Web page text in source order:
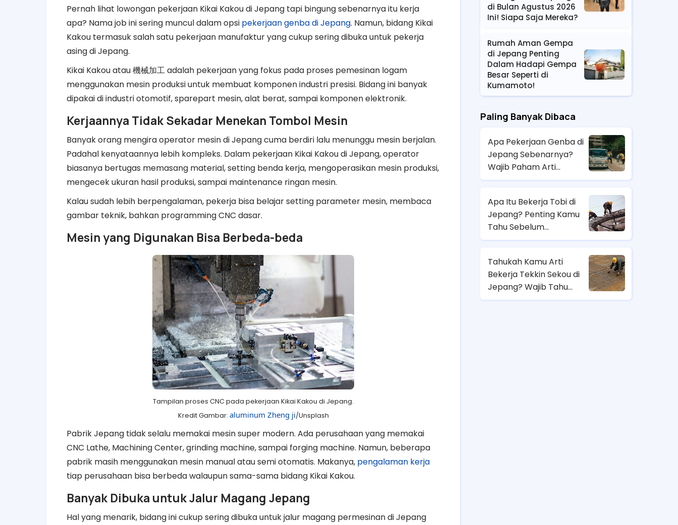
Pernah lihat lowongan pekerjaan Kikai Kakou di Jepang tapi bingung sebenarnya itu kerja
apa? Nama job ini sering muncul dalam opsi pekerjaan genba di Jepang. Namun, bidang Kikai
Kakou termasuk salah satu pekerjaan manufaktur yang cukup sering dibuka untuk pekerja
asing di Jepang.
Kikai Kakou atau機械加工adalah pekerjaan yang fokus pada proses pemesinan logam
menggunakan mesin produksi untuk membuat komponen industri presisi. Bidang ini banyak
dipakai di industri otomotif, sparepart mesin, alat berat, sampai komponen elektronik.
Kerjaannya Tidak Sekadar Menekan Tombol Mesin
Banyak orang mengira operator mesin di Jepang cuma berdiri lalu menunggu mesin berjalan.
Padahal kenyataannya lebih kompleks. Dalam pekerjaan Kikai Kakou di Jepang, operator
biasanya bertugas memasang material, setting benda kerja, mengoperasikan mesin produksi,
mengecek ukuran hasil produksi, sampai maintenance ringan mesin.
Kalau sudah lebih berpengalaman, pekerja bisa belajar setting parameter mesin, membaca
gambar teknik, bahkan programming CNC dasar.
Mesin yang Digunakan Bisa Berbeda-beda
Tampilan proses CNC pada pekerjaan Kikai Kakou di Jepang.
Kredit Gambar: aluminum Zheng ji/Unsplash
Pabrik Jepang tidak selalu memakai mesin super modern. Ada perusahaan yang memakai
CNC Lathe, Machining Center, grinding machine, sampai forging machine. Namun, beberapa
pabrik masih menggunakan mesin manual atau semi otomatis. Makanya, pengalaman kerja
tiap perusahaan bisa berbeda walaupun sama-sama bidang Kikai Kakou.
Banyak Dibuka untuk Jalur Magang Jepang
Hal yang menarik, bidang ini cukup sering dibuka untuk jalur magang permesinan di Jepang
di Bulan Agustus 2026
Ini! Siapa Saja Mereka?
Rumah Aman Gempa
di Jepang Penting
Dalam Hadapi Gempa
Besar Seperti di
Kumamoto!
Paling Banyak Dibaca
Apa Pekerjaan Genba di
Jepang Sebenarnya?
Wajib Paham Arti
Pekerjaannya Sebelum
Apa Itu Bekerja Tobi di
Jepang? Penting Kamu
Tahu Sebelum
Berangkat Magang Kerja
Tahukah Kamu Arti
Bekerja Tekkin Sekou di
Jepang? Wajib Tahu
Sebelum Pilih Job